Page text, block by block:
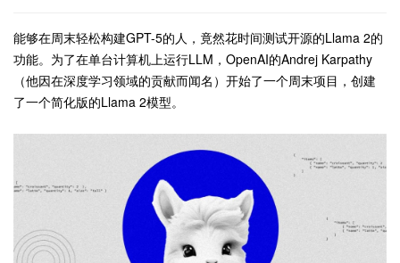
能够在周末轻松构建GPT-5的人，竟然花时间测试开源的Llama 2的
功能。为了在单台计算机上运行LLM，OpenAI的Andrej Karpathy
（他因在深度学习领域的贡献而闻名）开始了一个周末项目，创建
了一个简化版的Llama 2模型。